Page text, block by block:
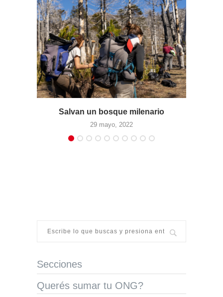
Salvan un bosque milenario
29 mayo, 2022
Secciones
Querés sumar tu ONG?